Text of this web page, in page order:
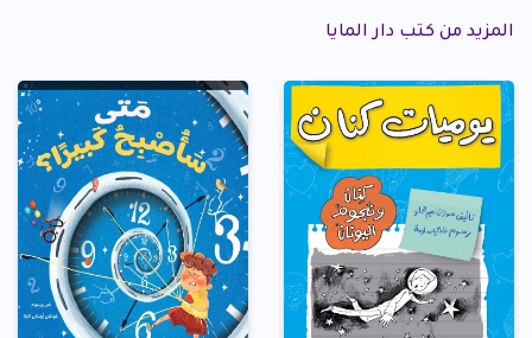
المزيد من كتب دار المايا